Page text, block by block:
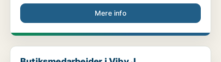
Mere info
Butiksmedarbejder i Viby J